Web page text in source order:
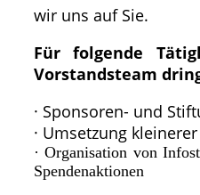
wir uns auf Sie.
Für folgende
Vorstandsteam
· Sponsoren- und
· Umsetzung
· Organisation von
Spendenaktionen